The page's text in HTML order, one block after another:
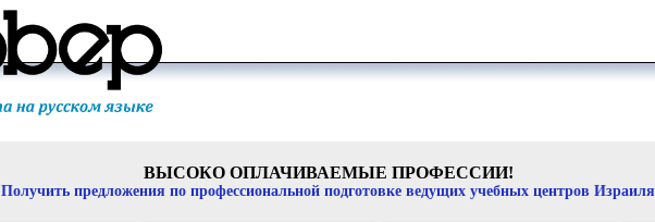
ВЫСОКО ОПЛАЧИВАЕМЫЕ ПРОФЕССИИ!
Получить предложения по профессиональной подготовке ведущих учебных центров Израиля